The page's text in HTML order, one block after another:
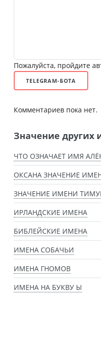
Пожалуйста, пройдите
TELEGRAM-БОТА
Комментариев пока нет.
Значение других
ЧТО ОЗНАЧАЕТ ИМЯ
ОКСАНА ЗНАЧЕНИЕ
ЗНАЧЕНИЕ ИМЕНИ
ИРЛАНДСКИЕ ИМЕНА
БИБЛЕЙСКИЕ ИМЕНА
ИМЕНА СОБАЧЬИ
ИМЕНА ГНОМОВ
ИМЕНА НА БУКВУ Ы